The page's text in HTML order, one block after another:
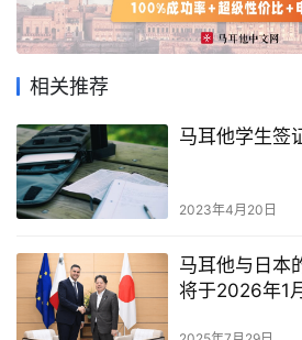
民
留
教
育
网
址
导
航
相关推荐
马耳他学生签
2023年4月20日
马耳他与日本
将于2026年1